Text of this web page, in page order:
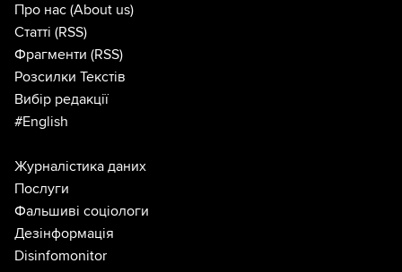
Про нас (About us)
Статті (RSS)
Фрагменти (RSS)
Розсилки Текстів
Вибір редакції
#English
Журналістика даних
Послуги
Фальшиві соціологи
Дезінформація
Disinfomonitor